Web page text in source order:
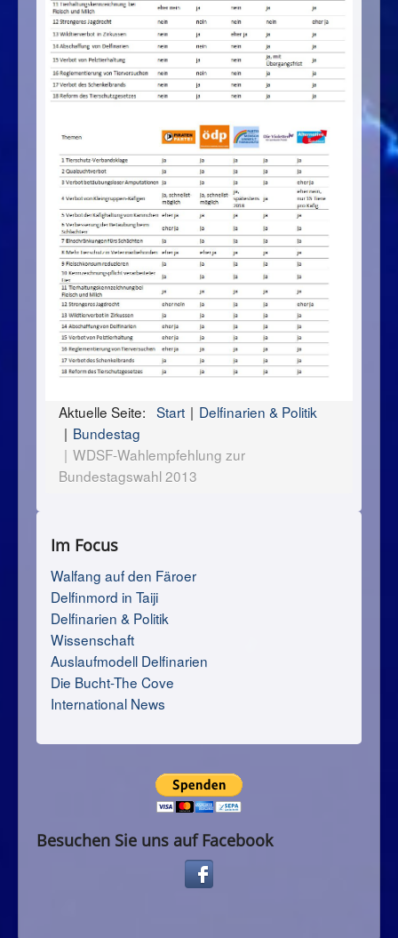
Aktuelle Seite: Start
Delfinarien & Politik
Bundestag
WDSF-Wahlempfehlung zur
Bundestagswahl 2013
Im Focus
Walfang auf den Färoer
Delfinmord in Taiji
Delfinarien & Politik
Wissenschaft
Auslaufmodell Delfinarien
Die Bucht-The Cove
International News
Besuchen Sie uns auf Facebook